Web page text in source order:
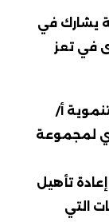
يشارك في
في تعز
أ/
لمجموعة
تأهيل
التي